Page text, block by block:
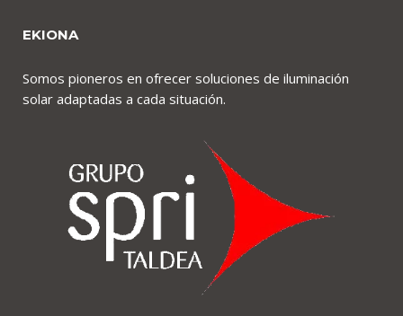
EKIONA
Somos pioneros en ofrecer soluciones de iluminación
solar adaptadas a cada situación.